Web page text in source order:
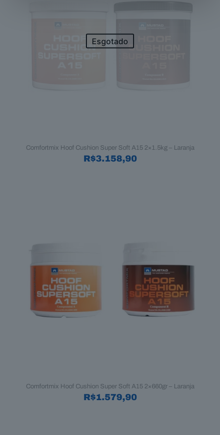
Esgotado
Comfortmix Hoof Cushion Super Soft A15 2×1.5kg – Laranja
R$3.158,90
Comfortmix Hoof Cushion Super Soft A15 2×660gr – Laranja
R$1.579,90